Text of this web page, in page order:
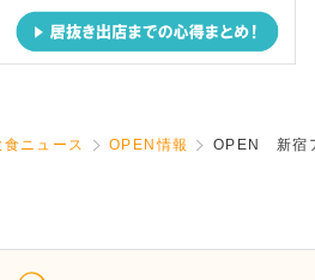
ニュース OPEN情報 OPEN 新宿